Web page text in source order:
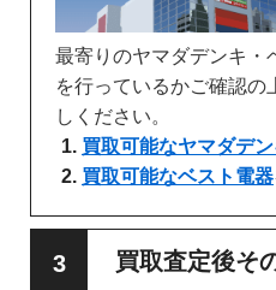
最寄りのヤマダデンキ・
を行っているかご確認の
しください。
買取可能なヤマダデン
買取可能なベスト電器
買取査定後そ